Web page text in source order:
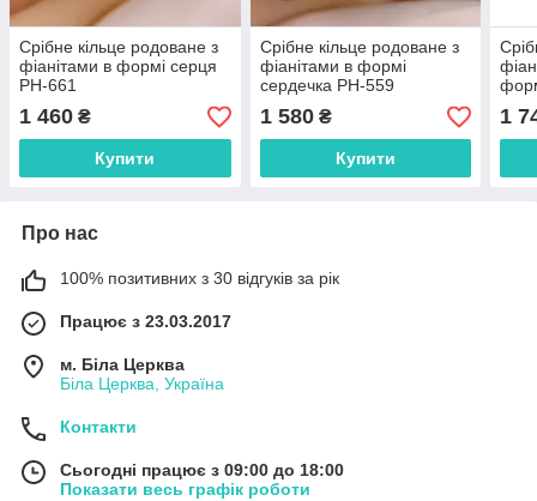
Срібне кільце родоване з
фіанітами в формі серця
РН-661
1 460 ₴
Купити
Срібне кільце родоване з
фіанітами в формі
сердечка РН-559
1 580₴
Купити
1
Про нас
100% позитивних з 30 відгуків за рік
Працює з 23.03.2017
м. Біла Церква
Біла Церква, Україна
Контакти
Сьогодні працює з 09:00 до 18:00
Показати весь графік роботи